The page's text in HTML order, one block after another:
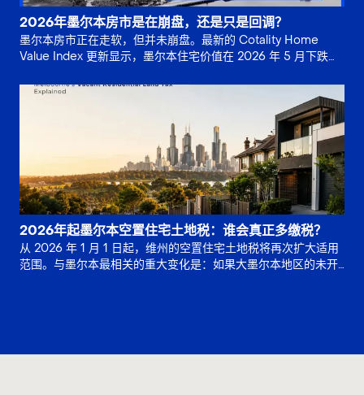
2026年墨尔本房市是在崩盘，还是只是回调？
墨尔本房市正在走软，但并未崩盘。最新的 Cotality Home
Value Index 更新显示，墨尔本住宅价值在 2026 年 5 月下跌
2026年起墨尔本空置住宅土地税：谁会真正多缴税？
从 2026 年 1 月 1 日起，维州的空置住宅土地税将再次扩大适用
范围。与墨尔本最相关的重大变化是：如果大墨尔本地区的未开